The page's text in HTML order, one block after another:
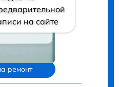
на сайте
ремонт